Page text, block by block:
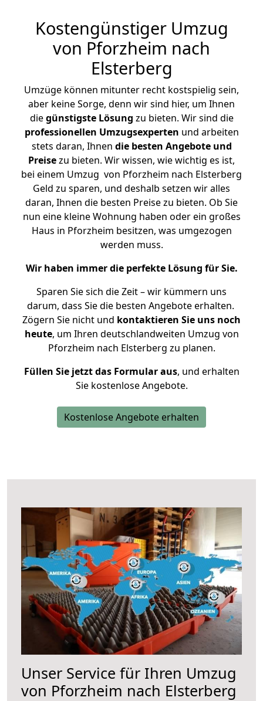
Kostengünstiger Umzug
von Pforzheim nach
Elsterberg
Umzüge können mitunter recht kostspielig sein,
aber keine Sorge, denn wir sind hier, um Ihnen
diegünstigste Lösung zu bieten. Wir sind die
professionellen Umzugsexperten und arbeiten
stets daran, Ihnen die besten Angebote und
Preisezu bieten. Wir wissen, wie wichtig es ist,
bei einem Umzug von Pforzheim nach Elsterberg
Geld zu sparen, und deshalb setzen wir alles
daran, Ihnen die besten Preise zu bieten. Ob Sie
nun eine kleine Wohnung haben oder ein großes
Haus in Pforzheim besitzen, was umgezogen
werden muss.
Wir haben immer die perfekte Lösung für Sie.
Sparen Sie sich die Zeit – wir kümmern uns
darum, dass Sie die besten Angebote erhalten.
Zögern Sie nicht und kontaktieren Sie uns noch
heute, um Ihren deutschlandweiten Umzug von
Pforzheim nach Elsterberg zu planen.
Füllen Sie jetzt das Formular aus, und erhalten
Sie kostenlose Angebote.
Kostenlose Angebote erhalten
Unser Service für Ihren Umzug
von Pforzheim nach Elsterberg